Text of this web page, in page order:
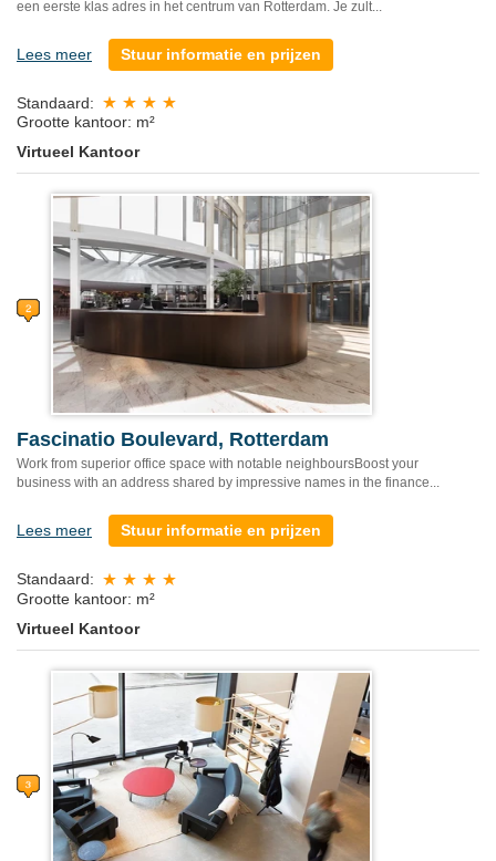
een eerste klas adres in het centrum van Rotterdam. Je zult...
Lees meer Stuur informatie en prijzen
Standaard:
Grootte kantoor: m²
Virtueel Kantoor
Fascinatio Boulevard, Rotterdam
Work from superior office space with notable neighboursBoost your
business with an address shared by impressive names in the finance...
Lees meer Stuur informatie en prijzen
Standaard:
Grootte kantoor: m²
Virtueel Kantoor